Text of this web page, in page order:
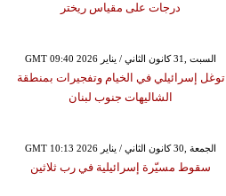
درجات على مقياس ريختر
GMT 09:40 2026 السبت ,31 كانون الثاني / يناير
توغل إسرائيلي في الخيام وتفجيرات بمنطقة
الشاليهات جنوب لبنان
GMT 10:13 2026 الجمعة ,30 كانون الثاني / يناير
سقوط مسيّرة إسرائيلية في رب ثلاثين